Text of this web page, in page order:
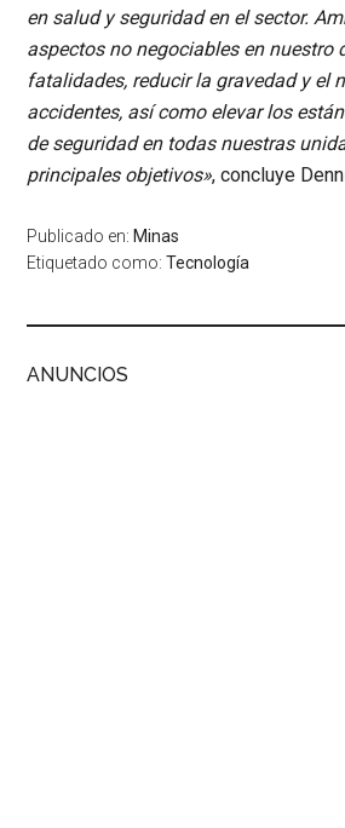
en salud y seguridad en el sector.
aspectos no negociables en nuestro
fatalidades, reducir la gravedad y el
accidentes, así como elevar los
de seguridad en todas nuestras
principales objetivos», concluye
Publicado en: Minas
Etiquetado como:Tecnología
ANUNCIOS